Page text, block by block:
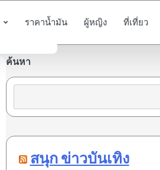
ราคาน้ำมัน ผู้หญิง ที่เที่ยว
ค้นหา
สนุก ข่าวบันเทิง